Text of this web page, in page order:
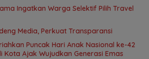
Ingatkan Warga Selektif Pilih Travel
Media, Perkuat Transparansi
Puncak Hari Anak Nasional ke-42
Kota Ajak Wujudkan Generasi Emas